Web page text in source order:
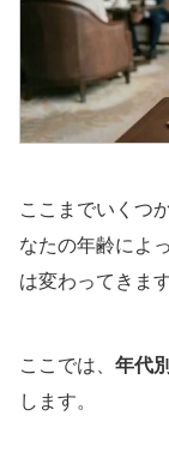
ここまでいくつ
なたの年齢によ
は変わってきます
ここでは、 年代
します。